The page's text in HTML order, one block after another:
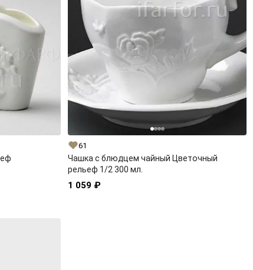
61
Чашка с блюдцем чайный Цветочный
рельеф 1/2 300 мл.
1 059 ₽